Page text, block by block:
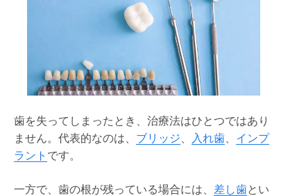
歯を失ってしまったとき、治療法はひとつではあり
ません。代表的なのは、 ブリッジ 入れ歯
インプ
ラント です。
一方で、歯の根が残っている場合には、 差し歯とい